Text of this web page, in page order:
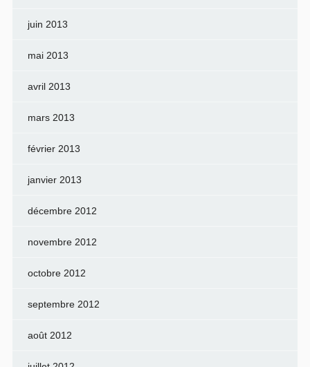
juin 2013
mai 2013
avril 2013
mars 2013
février 2013
janvier 2013
décembre 2012
novembre 2012
octobre 2012
septembre 2012
août 2012